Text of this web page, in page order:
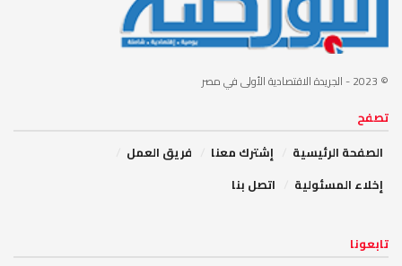
© 2023 - الجريدة الاقتصادية الأولى في مصر
تصفح
الصفحة الرئيسية
إشترك معنا
فريق العمل
إخلاء المسئولية
اتصل بنا
تابعونا